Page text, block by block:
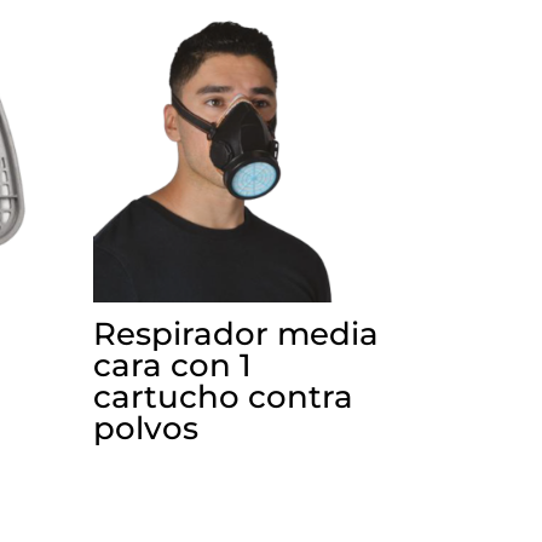
Respirador media
cara con 1
cartucho contra
polvos